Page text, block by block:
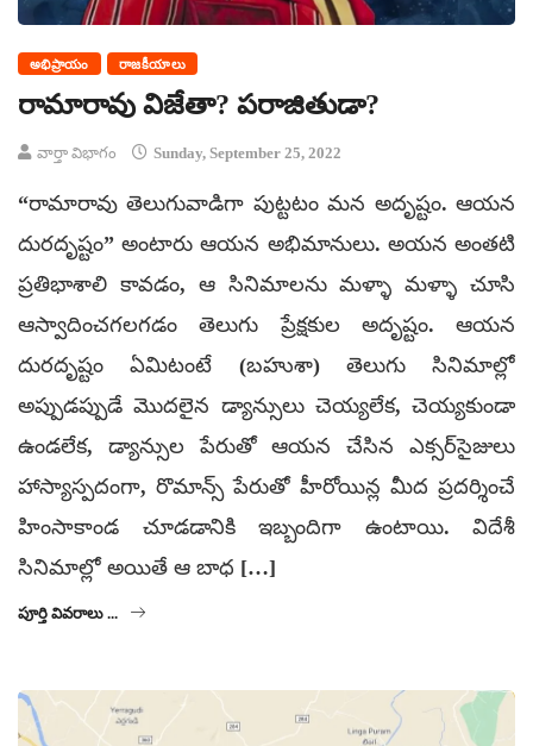
అభిప్రాయం రాజకీయాలు
రామారావు విజేతా? పరాజితుడా?
వార్తా విభాగం Sunday, September 25, 2022
“రామారావు తెలుగువాడిగా పుట్టటం మన అదృష్టం. ఆయన
దురదృష్టం” అంటారు ఆయన అభిమానులు. అయన అంతటి
ప్రతిభాశాలి కావడం, ఆ సినిమాలను మళ్ళా మళ్ళా చూసి
ఆస్వాదించగలగడం తెలుగు ప్రేక్షకుల అదృష్టం. ఆయన
దురదృష్టం ఏమిటంటే (బహుశా) తెలుగు సినిమాల్లో
అప్పుడప్పుడే మొదలైన డ్యాన్సులు చెయ్యలేక, చెయ్యకుండా
ఉండలేక, డ్యాన్సుల పేరుతో ఆయన చేసిన ఎక్సర్‌సైజులు
హాస్యాస్పదంగా, రొమాన్స్ పేరుతో హీరోయిన్ల మీద ప్రదర్శించే
హింసాకాండ చూడడానికి ఇబ్బందిగా ఉంటాయి. విదేశీ
సినిమాల్లో అయితే ఆ బాధ […]
పూర్తి వివరాలు ...